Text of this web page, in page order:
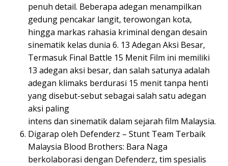
penuh detail. Beberapa adegan menampilkan
gedung pencakar langit, terowongan kota,
hingga markas rahasia kriminal dengan desain
sinematik kelas dunia 6. 13 Adegan Aksi Besar,
Termasuk Final Battle 15 Menit Film ini memiliki
13 adegan aksi besar, dan salah satunya adalah
adegan klimaks berdurasi 15 menit tanpa henti
yang disebut-sebut sebagai salah satu adegan
aksi paling
intens dan sinematik dalam sejarah film Malaysia.
Digarap oleh Defenderz – Stunt Team Terbaik
Malaysia Blood Brothers: Bara Naga
berkolaborasi dengan Defenderz, tim spesialis